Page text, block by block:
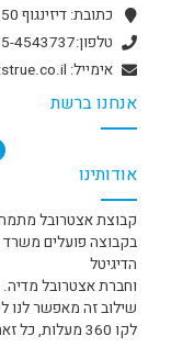
אודותינו
קבוצת אצטרובל
בקבוצה פועלים
הדיגיטל
וחברת אצטרובל מדיה.
שילוב זה מאפשר לנו
לקו 360 מעלות, כל זאת תחת מנגנון יעיל ומסונכרן.
כתובת: דיזינגוף 50, תל-אביב.
טלפון:055-4543737
אימייל: oren@itstrue.co.il
אנחנו ברשת